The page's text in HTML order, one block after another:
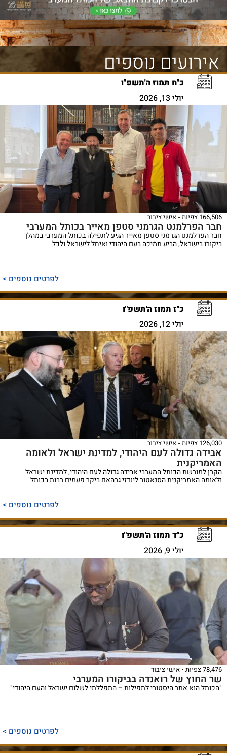
אירועים נוספים
כ"ח תמוז ה'תשפ"ו
יולי 13, 2026
166,506 צפיות אישי ציבור
חבר הפרלמנט הגרמני סטפן מאייר בכותל המערבי
חבר הפרלמנט הגרמני סטפן מאייר הגיע לתפילה בכותל המערבי במהלך
ביקורו בישראל, הביע תמיכה בעם היהודי ואיחל לישראל ולכל
לפרטים נוספים >
כ"ז תמוז ה'תשפ"ו
יולי 12, 2026
126,030 צפיות אישי ציבור
אבידה גדולה לעם היהודי, למדינת ישראל ולאומה
האמריקנית
הקרן למורשת הכותל המערבי אבידה גדולה לעם היהודי, למדינת ישראל
ולאומה האמריקנית הסנאטור לינדזי גרהאם ביקר פעמים רבות בכותל
לפרטים נוספים >
כ"ד תמוז ה'תשפ"ו
יולי 9, 2026
78,476 צפיות אישי ציבור
שר החוץ של רואנדה בביקורו המערבי
"הכותל הוא אתר היסטורי לתפילות – התפללתי לשלום ישראל והעם היהודי"
לפרטים נוספים >